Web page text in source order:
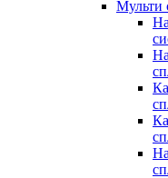
Мульти